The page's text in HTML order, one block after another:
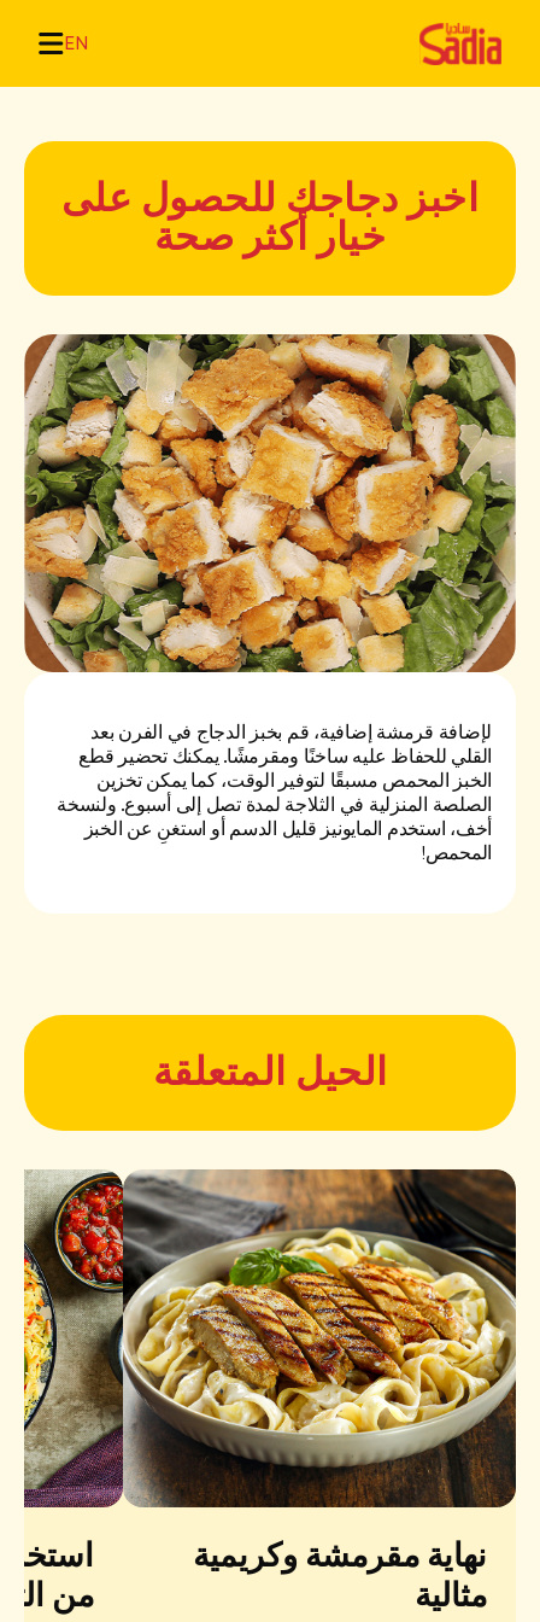
EN
اخبز دجاجك للحصول على
خيار أكثر صحة
لإضافة قرمشة إضافية، قم بخبز الدجاج في الفرن بعد
القلي للحفاظ عليه ساخنًا ومقرمشًا. يمكنك تحضير قطع
الخبز المحمص مسبقًا لتوفير الوقت، كما يمكن تخزين
الصلصة المنزلية في الثلاجة لمدة تصل إلى أسبوع. ولنسخة
أخف، استخدم المايونيز قليل الدسم أو استغنِ عن الخبز
المحمص!
الحيل المتعلقة
نهاية مقرمشة وكريمية
مثالية
من